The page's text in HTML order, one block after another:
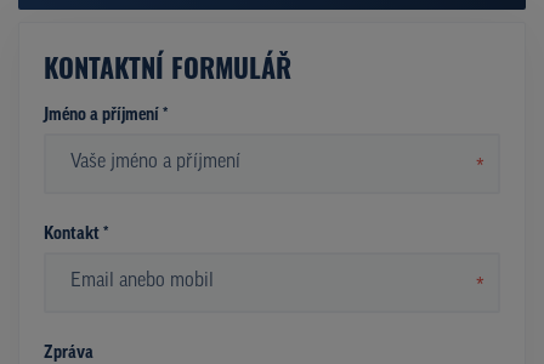
KONTAKTNÍ FORMULÁŘ
Jméno a příjmení *
*
Kontakt *
*
Zpráva